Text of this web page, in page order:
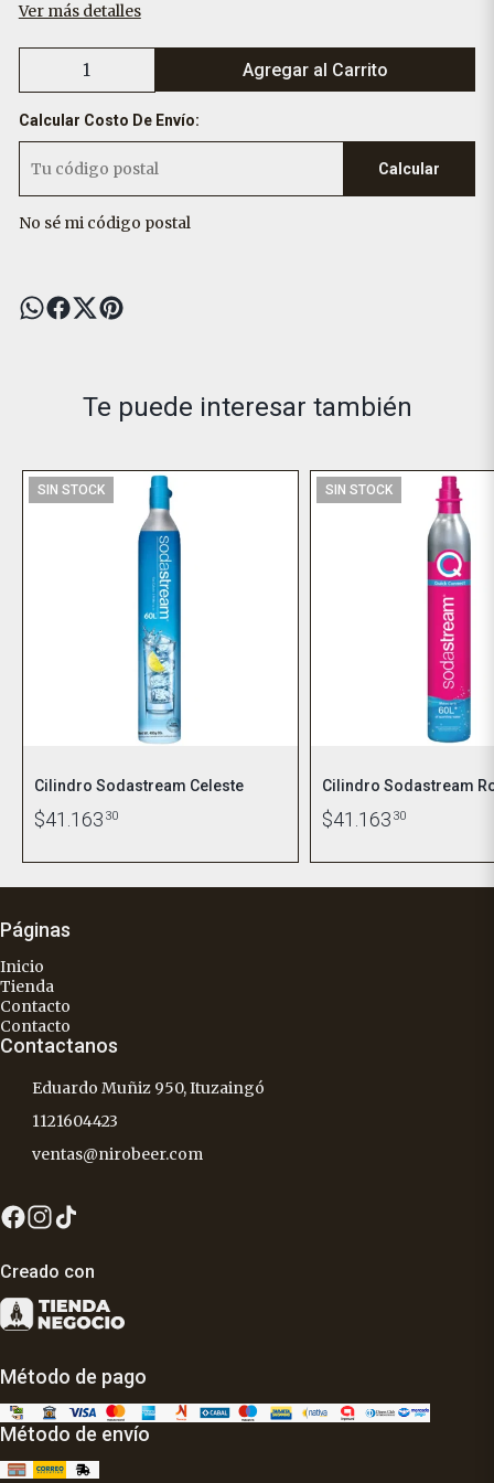
Ver más detalles
Agregar al Carrito
Calcular Costo De Envío:
Calcular
No sé mi código postal
Te puede interesar también
SIN STOCK
Cilindro Sodastream Celeste
$41.163 30
SIN STOCK
Cilindro Sodastream
$41.163 30
Páginas
Inicio
Tienda
Contacto
Contacto
Contactanos
Eduardo Muñiz 950, Ituzaingó
1121604423
ventas@nirobeer.com
Creado con
Método de pago
Método de envío